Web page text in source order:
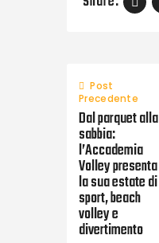
Post
Precedente
Dal parquet alla
sabbia:
l’Accademia
Volley presenta
la sua estate di
sport, beach
volley e
divertimento